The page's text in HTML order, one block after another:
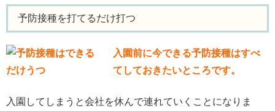
予防接種を打てるだけ打つ
入園前に今できる予防接種はすべ
てしておきたいところです。
入園してしまうと会社を休んで連れていくことになりま